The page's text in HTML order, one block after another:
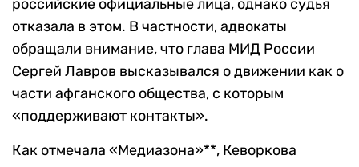
российские официальные лица, однако судья
отказала в этом. В частности, адвокаты
обращали внимание, что глава МИД России
Сергей Лавров высказывался о движении как о
части афганского общества, с которым
«поддерживают контакты».
Как отмечала «Медиазона»**, Кеворкова